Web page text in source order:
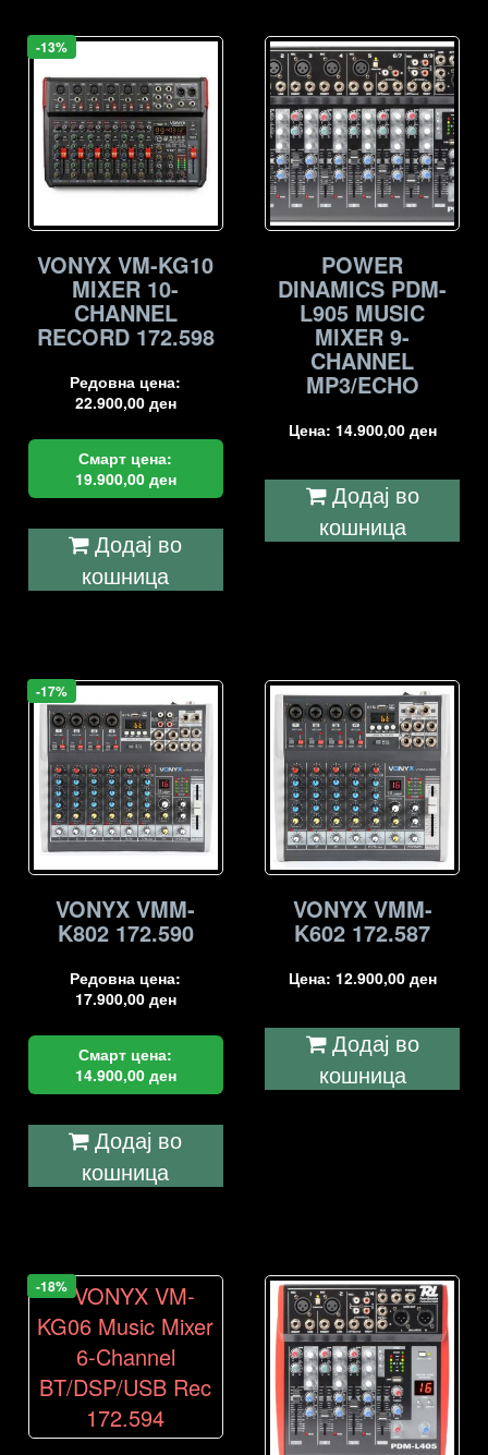
-13%
VONYX VM-KG10
MIXER 10-
CHANNEL
RECORD 172.598
Редовна цена:
22.900,00 ден
Смарт цена:
19.900,00 ден
Додај во
кошница
POWER
DINAMICS PDM-
L905 MUSIC
MIXER 9-
CHANNEL
MP3/ECHO
Цена: 14.900,00 ден
Додај во
кошница
-17%
VONYX VMM-
K802 172.590
Редовна цена:
17.900,00 ден
Смарт цена:
14.900,00 ден
Додај во
кошница
VONYX VMM-
K602 172.587
Цена: 12.900,00 ден
Додај во
кошница
-18%